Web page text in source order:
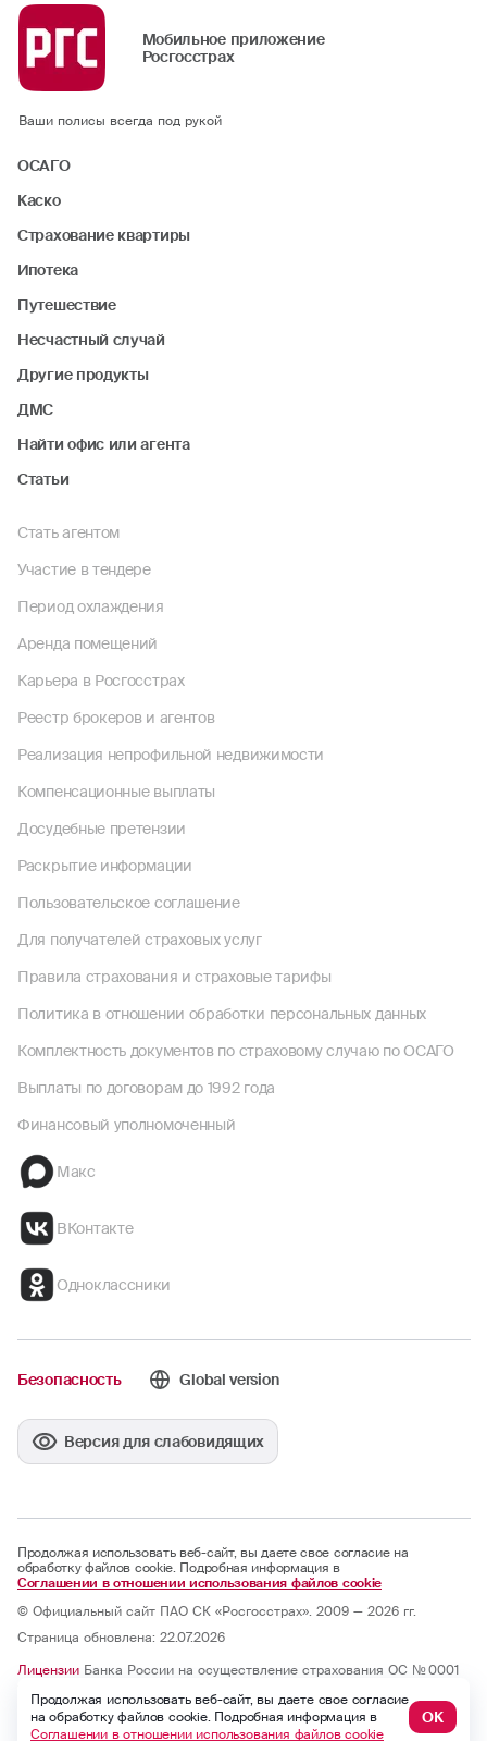
Мобильное приложение
Росгосстрах
Ваши полисы всегда под рукой
ОСАГО
Каско
Страхование квартиры
Ипотека
Путешествие
Несчастный случай
Другие продукты
ДМС
Найти офис или агента
Статьи
Стать агентом
Участие в тендере
Период охлаждения
Аренда помещений
Карьера в Росгосстрах
Реестр брокеров и агентов
Реализация непрофильной недвижимости
Компенсационные выплаты
Досудебные претензии
Раскрытие информации
Пользовательское соглашение
Для получателей страховых услуг
Правила страхования и страховые тарифы
Политика в отношении обработки персональных данных
Комплектность документов по страховому случаю по ОСАГО
Выплаты по договорам до 1992 года
Финансовый уполномоченный
Макс
ВКонтакте
Одноклассники
Безопасность Global version
Версия для слабовидящих
Продолжая использовать веб-сайт, вы даете свое согласие на
обработку файлов cookie. Подробная информация в
Соглашении в отношении использования файлов cookie
© Официальный сайт ПАО СК «Росгосстрах». 2009 — 2026 гг.
Страница обновлена: 22.07.2026
Лицензии Банка России на осуществление страхования ОС № 0001
№ 0001 — 05 и на осуществление перестрахования ПС № 0001 от
07.10.2025; бессрочные.
Юридический адрес: 121059, г. Москва, ул. Киевская, д. 7, к. 1
Продолжая использовать веб-сайт, вы даете свое согласие
на обработку файлов cookie. Подробная информация в
Соглашении в отношении использования файлов cookie
ОК